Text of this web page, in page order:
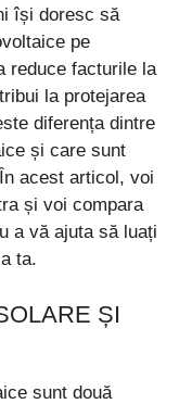
își doresc să
pe
reduce facturile la
la protejarea
diferența dintre
și care sunt
acest articol, voi
și voi compara
a vă ajuta să luați
ta.
ȘI
sunt două